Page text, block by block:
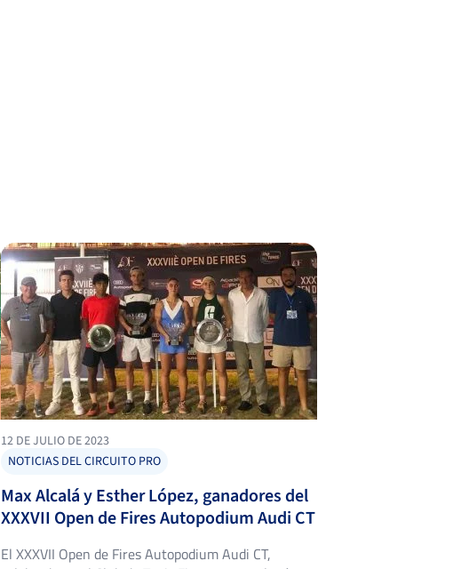
12 DE JULIO DE 2023
NOTICIAS DEL CIRCUITO PRO
Max Alcalá y Esther López, ganadores del
XXXVII Open de Fires Autopodium Audi CT
El XXXVII Open de Fires Autopodium Audi CT,